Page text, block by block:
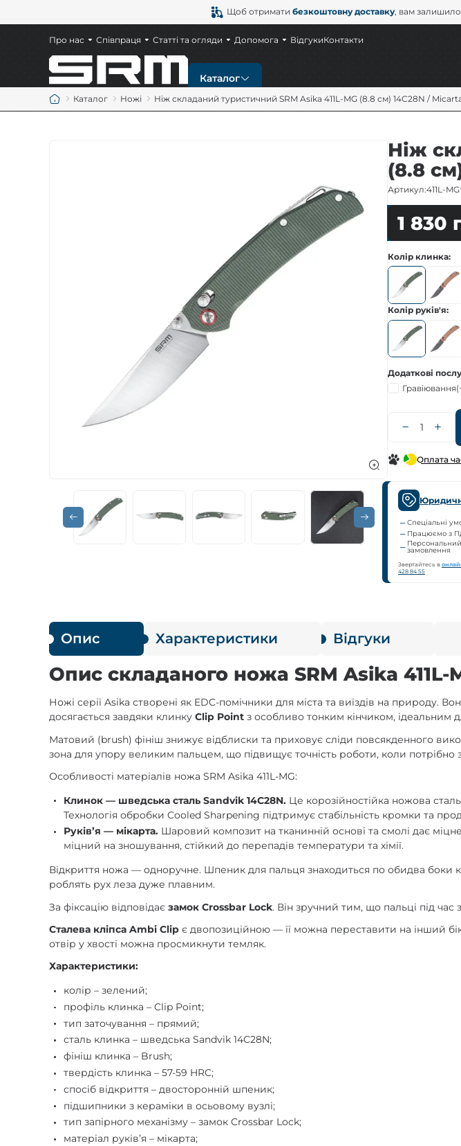
Щоб отриматибезкоштовну доставку, вам
Каталог
Мисливські ножі
Ножі EDC
Про нас Співпраця Статті та огляди Допомога ВідгукиКонтакти
Каталог Ножі Ніж складаний туристичний SRM Asika 411L-MG (8.8 см) 14C28N /
Ніж
(8.8
Артикул:411L-MG
1 830
Колір клинка
Колір руків'я
Додаткові
Гравіювання
Оплата
Спеціальні
Працюємо з
замовлення
Звертайтесь в
428 84 55
Опис Характеристики Відгуки
Опис складаного ножа SRM Asika 411L-
Ножі серії Asika створені як EDC-помічники для міста та виїздів на природу.
досягається завдяки клинкуClip Point з особливо тонким кінчиком, ідеальним
Матовий (brush) фініш знижує відблиски та приховує сліди повсякденного
зона для упору великим пальцем, що підвищує точність роботи, коли потрібно
Особливості матеріалів ножа SRM Asika 411L-MG:
Клинок — шведська сталь Sandvik 14C28N. Це корозійностійка ножова
Технологія обробки Cooled Sharpening підтримує стабільність кромки та
Руківʼя — мікарта. Шаровий композит на тканинній основі та смолі дає
міцний на зношування, стійкий до перепадів температури та хімії.
Відкриття ножа — одноручне. Шпеник для пальця знаходиться по обидва боки
роблять рух леза дуже плавним.
За фіксацію відповідаєзамок Crossbar Lock. Він зручний тим, що пальці під час
Сталева кліпса Ambi Clip є двопозиційною — її можна переставити на інший
отвір у хвості можна просмикнути темляк.
Характеристики:
колір – зелений;
профіль клинка – Clip Point;
тип заточування – прямий;
сталь клинка – шведська Sandvik 14C28N;
фініш клинка – Brush;
твердість клинка – 57-59 HRC;
спосіб відкриття – двосторонній шпеник;
підшипники з кераміки в осьовому вузлі;
тип запірного механізму – замок Crossbar Lock;
матеріал руківʼя – мікарта;